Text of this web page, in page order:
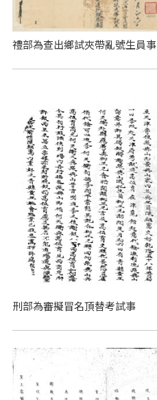
禮部為查出鄉試夾帶亂號生員事
刑部為審擬冒名頂替考試事